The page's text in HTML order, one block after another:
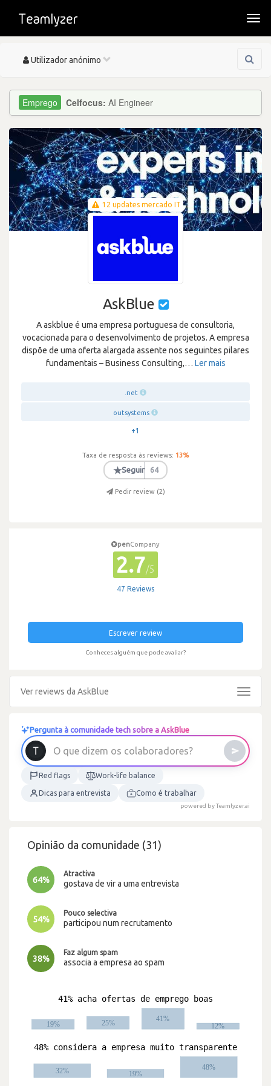
Toggle
Utilizador anónimo
Celfocus: AI Engineer
12 updates mercado IT
AskBlue
A askblue é uma empresa portuguesa de consultoria,
vocacionada para o desenvolvimento de projetos. A empresa
dispõe de uma oferta alargada assente nos seguintes pilares
fundamentais – Business Consulting,… Ler mais
.net
outsystems
+1
Taxa de resposta às reviews: 13%
★Seguir 64
Pedir review (2)
penCompany
2.7/5
47 Reviews
Escrever review
Conheces alguém que pode avaliar?
Ver reviews da AskBlue
Toggle
Pergunta à comunidade tech sobre a AskBlue
O que d izem os colaborad ores?
Red flags Work-life balance
Dicas para entrevista Como é trabalhar
powered by Teamlyzer.ai
Opinião da comunidade (31)
64%
Atractiva
gostava de vir a uma entrevista
54%
Pouco selectiva
participou num recrutamento
38%
Faz algum spam
associa a empresa ao spam